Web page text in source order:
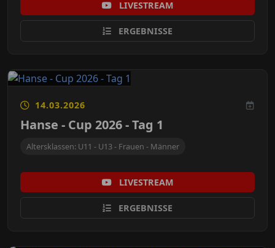
LIVESTREAM
ERGEBNISSE
14.03.2026
Hanse - Cup 2026 - Tag 1
Altersklassen: U11 - U13 - Frauen - Männer
LIVESTREAM
ERGEBNISSE